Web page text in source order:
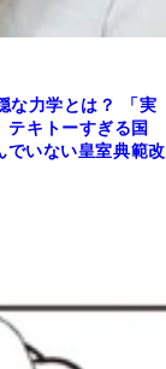
な力学とは？ 「実
キトーすぎる国
でいない皇室典範改